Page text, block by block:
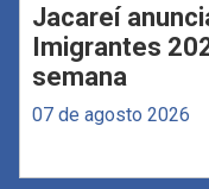
Jacareí
Imigrantes
semana
07 de agosto 2026